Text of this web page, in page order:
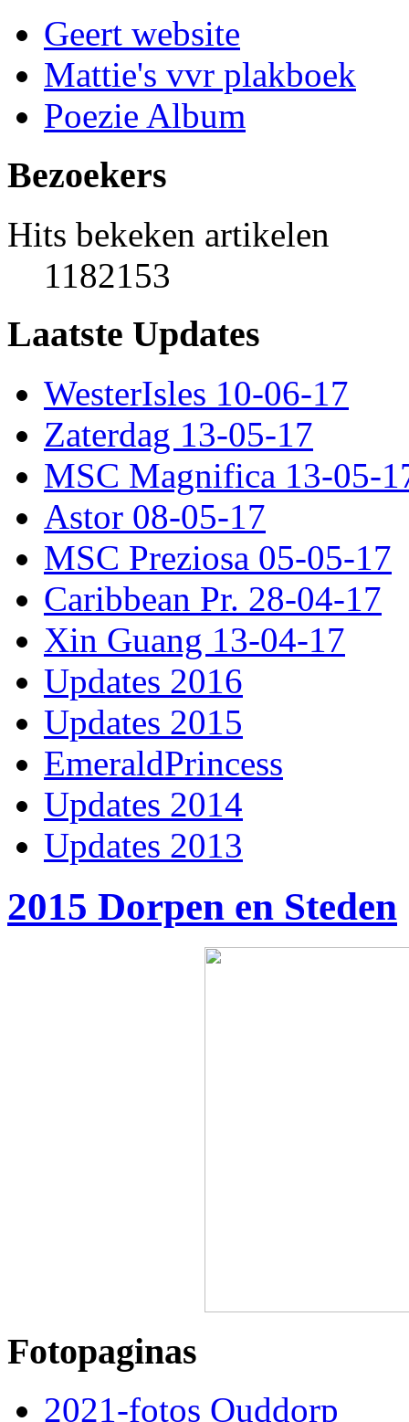
Geert website
Mattie's vvr plakboek
Poezie Album
Bezoekers
Hits bekeken artikelen
1182153
Laatste Updates
WesterIsles 10-06-17
Zaterdag 13-05-17
MSC Magnifica 13-05-
Astor 08-05-17
MSC Preziosa 05-05-17
Caribbean Pr. 28-04-17
Xin Guang 13-04-17
Updates 2016
Updates 2015
EmeraldPrincess
Updates 2014
Updates 2013
2015 Dorpen en Steden
Fotopaginas
2021-fotos Ouddorp